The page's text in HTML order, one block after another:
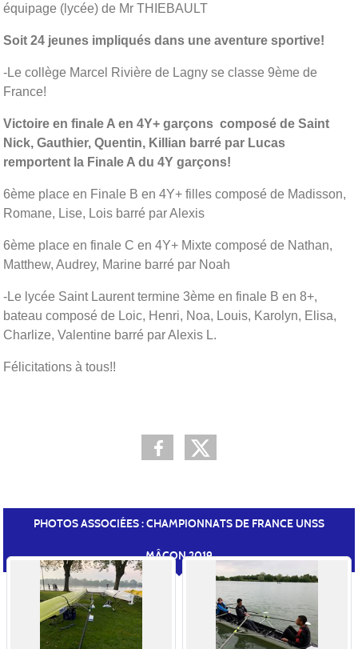
équipage (lycée) de Mr THIEBAULT
Soit 24 jeunes impliqués dans une aventure sportive!
-Le collège Marcel Rivière de Lagny se classe 9ème de
France!
Victoire en finale A en 4Y+ garçons composé de Saint
Nick, Gauthier, Quentin, Killian barré par Lucas
remportent la Finale A du 4Y garçons!
6ème place en Finale B en 4Y+ filles composé de Madisson,
Romane, Lise, Lois barré par Alexis
6ème place en finale C en 4Y+ Mixte composé de Nathan,
Matthew, Audrey, Marine barré par Noah
-Le lycée Saint Laurent termine 3ème en finale B en 8+,
bateau composé de Loic, Henri, Noa, Louis, Karolyn, Elisa,
Charlize, Valentine barré par Alexis L.
Félicitations à tous!!
PHOTOS ASSOCIÉES : CHAMPIONNATS DE FRANCE UNSS
MÂCON 2019